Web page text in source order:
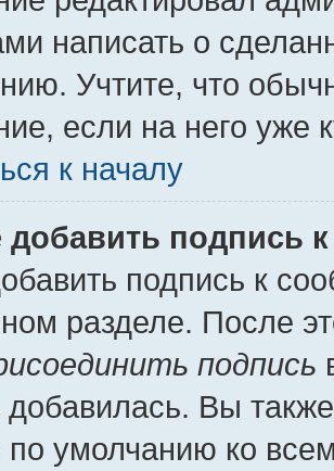
написать о
Учтите, что
если на него уже
к началу
добавить подпись
подпись к
разделе. После
подпись
добавилась. Вы
по умолчанию ко